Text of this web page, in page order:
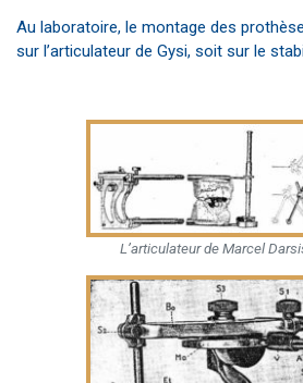
Au laboratoire, le montage des
sur l’articulateur de Gysi, soit sur le
L’articulateur de Marcel